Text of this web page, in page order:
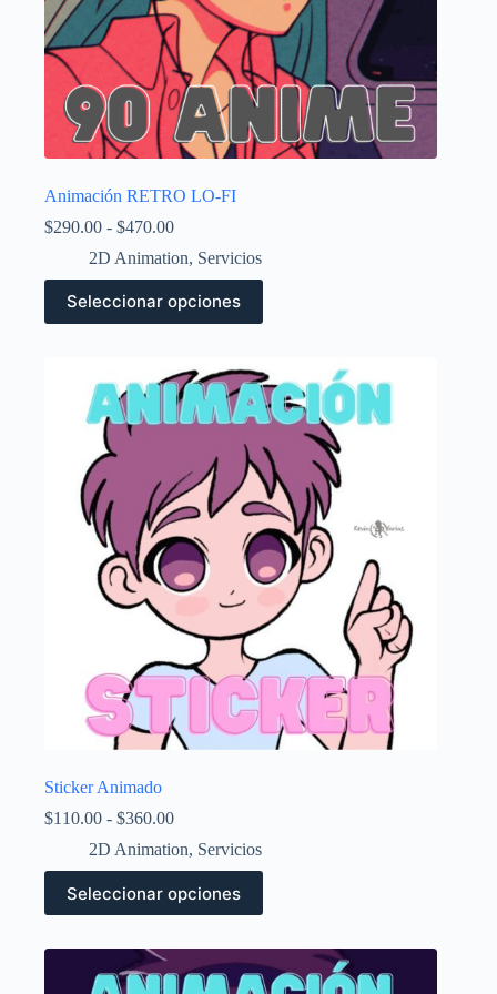
Animación RETRO LO-FI
$290.00 - $470.00Rango
precios:
desde
$290.00
hasta
2D Animation, Servicios
Seleccionar opciones
Este
producto
tiene
opciones
página
producto
Sticker Animado
$110.00 - $360.00Rango
precios:
desde
$110.00
hasta
2D Animation, Servicios
Seleccionar opciones
Este
producto
tiene